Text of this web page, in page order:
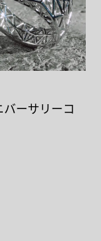
ーサリーコ